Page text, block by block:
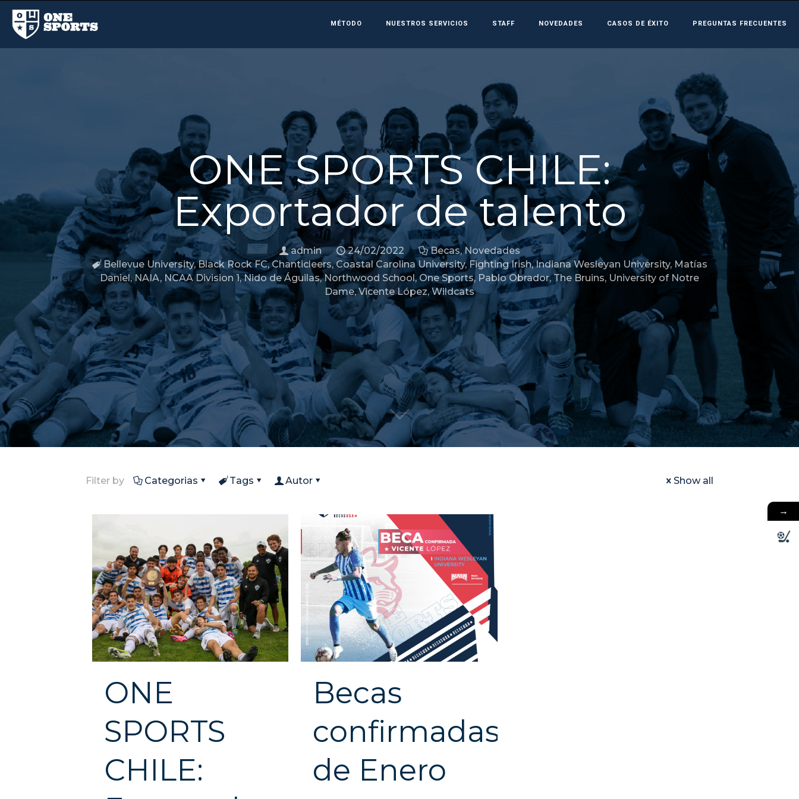
MÉTODO NUESTROS SERVICIOS STAFF NOVEDADES CASOS DE ÉXITO PREGUNTAS FRECUENTES
ONE SPORTS CHILE:
Exportador de talento
admin 24/02/2022 Becas,Novedades
Bellevue University,Black Rock FC,Chanticleers,Coastal Carolina University,Fighting Irish,Indiana Wesleyan University, Matías
Daniel,NAIA, NCAA Division 1,Nido de Águilas,Northwood School,One Sports, Pablo Obrador,The Bruins, University of Notre
Dame,Vicente López,Wildcats
Filter by Categorias Tags Autor Show all
ONE
SPORTS
CHILE:
Becas
confirmadas
de Enero
→